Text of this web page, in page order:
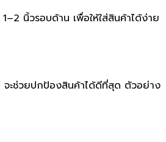
นิ้วรอบด้าน เพื่อให้ใส่สินค้าได้ง่าย
จะช่วยปกป้องสินค้าได้ดีที่สุด ตัวอย่าง